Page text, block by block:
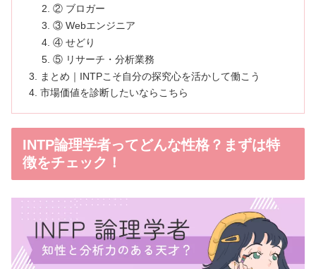
② ブロガー
③ Webエンジニア
④ せどり
⑤ リサーチ・分析業務
まとめ｜INTPこそ自分の探究心を活かして働こう
市場価値を診断したいならこちら
INTP論理学者ってどんな性格？まずは特
徴をチェック！